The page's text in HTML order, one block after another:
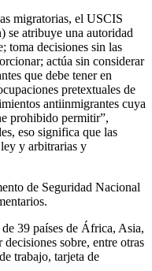
migratorias, el USCIS
se atribuye una autoridad
toma decisiones sin las
actúa sin considerar
que debe tener en
pretextuales de
antiinmigrantes cuya
prohibido permitir”,
eso significa que las
y arbitrarias y
de Seguridad Nacional
39 países de África, Asia,
sobre, entre otras
trabajo, tarjeta de